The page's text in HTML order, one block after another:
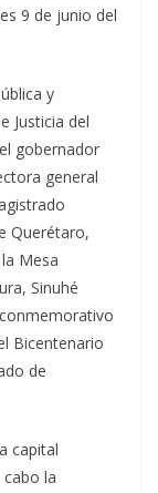
9 de junio del
y
Justicia del
gobernador
general
Querétaro,
Mesa
Sinuhé
Bicentenario
de
capital
la